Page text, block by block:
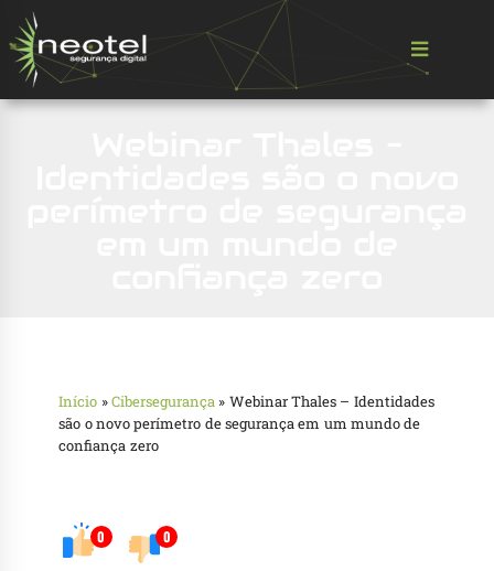
Início »Cibersegurança » Webinar Thales – Identidades
são o novo perímetro de segurança em um mundo de
confiança zero
0 0